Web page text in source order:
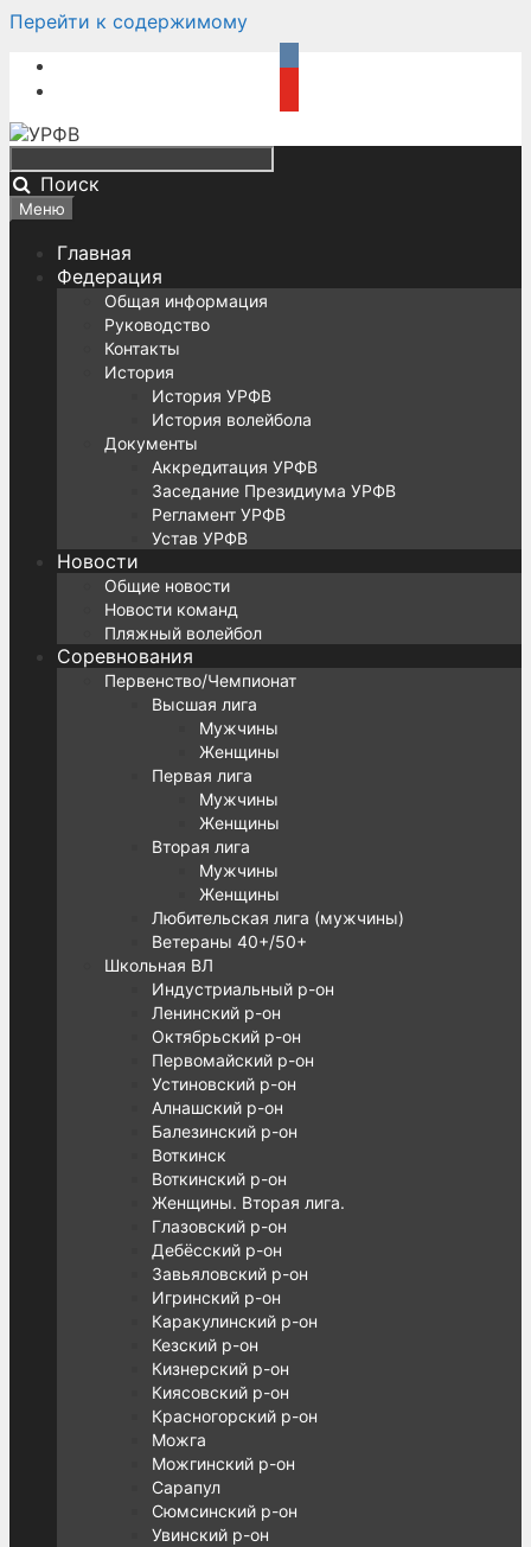
Перейти к содержимому
Поиск
Меню
Главная
Федерация
Общая информация
Руководство
Контакты
История
История УРФВ
История волейбола
Документы
Аккредитация УРФВ
Заседание Президиума УРФВ
Регламент УРФВ
Устав УРФВ
Новости
Общие новости
Новости команд
Пляжный волейбол
Соревнования
Первенство/Чемпионат
Высшая лига
Мужчины
Женщины
Первая лига
Мужчины
Женщины
Вторая лига
Мужчины
Женщины
Любительская лига (мужчины)
Ветераны 40+/50+
Школьная ВЛ
Индустриальный р-он
Ленинский р-он
Октябрьский р-он
Первомайский р-он
Устиновский р-он
Алнашский р-он
Балезинский р-он
Воткинск
Воткинский р-он
Женщины. Вторая лига.
Глазовский р-он
Дебёсский р-он
Завьяловский р-он
Игринский р-он
Каракулинский р-он
Кезский р-он
Кизнерский р-он
Киясовский р-он
Красногорский р-он
Можга
Можгинский р-он
Сарапул
Сюмсинский р-он
Увинский р-он